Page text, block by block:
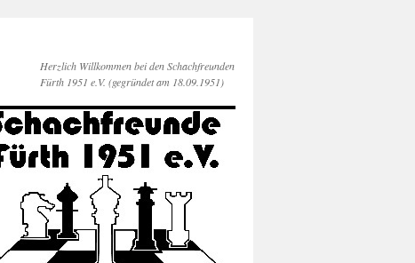
Herzlich Willkommen bei den Schachfreunden
Fürth 1951 e.V. (gegründet am 18.09.1951)